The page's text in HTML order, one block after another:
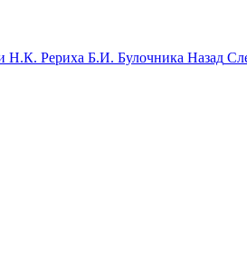
Н.К. Рериха Б.И. Булочника Назад